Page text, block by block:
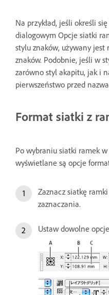
Na przykład, jeśli określi
dialogowym Opcje siatki
stylu znaków, używany jest
znaków. Podobnie, jeśli w
zarówno styl akapitu, jak i
pierwszeństwo przed
Format siatki z
Po wybraniu siatki ramek
wyświetlane są opcje
Zaznacz siatkę
zaznaczania.
Ustaw dowolne